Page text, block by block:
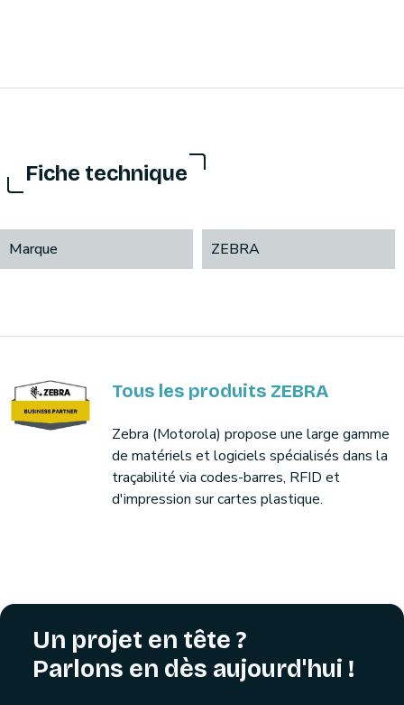
Fiche technique
Marque ZEBRA
Tous les produits ZEBRA
Zebra (Motorola) propose une large gamme
de matériels et logiciels spécialisés dans la
traçabilité via codes-barres, RFID et
d'impression sur cartes plastique.
Un projet en tête ?
Parlons en dès aujourd'hui !